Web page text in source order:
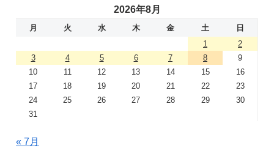
2026年8月
月 火 水 木 金 土
日
1
2
3
4 5 6 7 8
9
10
11 12 13 14 15
16
17
18 19 20 21 22
23
24
25 26 27 28 29
30
31
« 7月